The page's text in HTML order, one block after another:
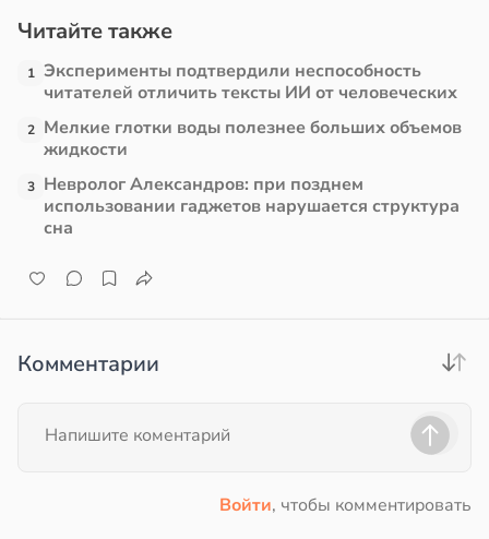
Читайте также
1 Эксперименты подтвердили неспособность
читателей отличить тексты ИИ от человеческих
2 Мелкие глотки воды полезнее больших объемов
жидкости
3 Невролог Александров: при позднем
использовании гаджетов нарушается структура
сна
Комментарии
Войти, чтобы комментировать